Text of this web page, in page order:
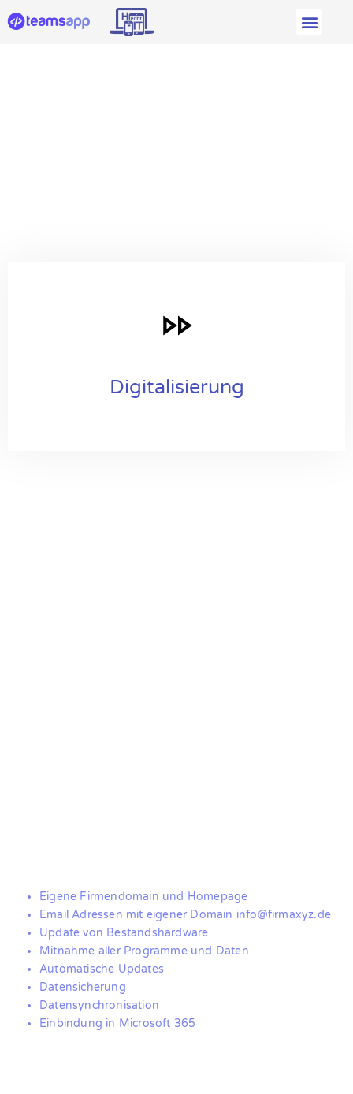
Digitalisierung
Eigene Firmendomain und Homepage
Email Adressen mit eigener Domain info@firmaxyz.de
Update von Bestandshardware
Mitnahme aller Programme und Daten
Automatische Updates
Datensicherung
Datensynchronisation
Einbindung in Microsoft 365